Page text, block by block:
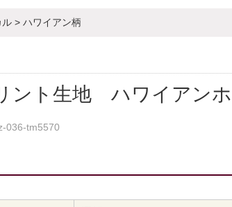
ル > ハワイアン柄
ント生地 ハワイアンホ
036-tm5570